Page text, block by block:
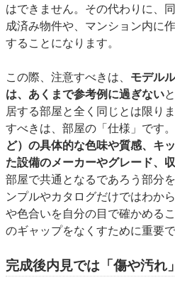
はできません。その代わりに、
成済み物件や、マンション内に
することになります。
この際、注意すべきは、 モデル
は、あくまで参考例に過ぎない
居する部屋と全く同じとは限り
すべきは、部屋の「仕様」です。
ど）の具体的な色味や質感、キ
た設備のメーカーやグレード、
部屋で共通となるであろう部分
ンプルやカタログだけではわか
や色合いを自分の目で確かめる
のギャップをなくすために重要で
完成後内見では「傷や汚れ